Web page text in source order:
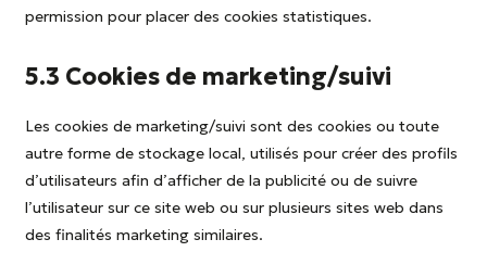
permission pour placer des cookies statistiques.
5.3 Cookies de marketing/suivi
Les cookies de marketing/suivi sont des cookies ou toute
autre forme de stockage local, utilisés pour créer des profils
d’utilisateurs afin d’afficher de la publicité ou de suivre
l’utilisateur sur ce site web ou sur plusieurs sites web dans
des finalités marketing similaires.